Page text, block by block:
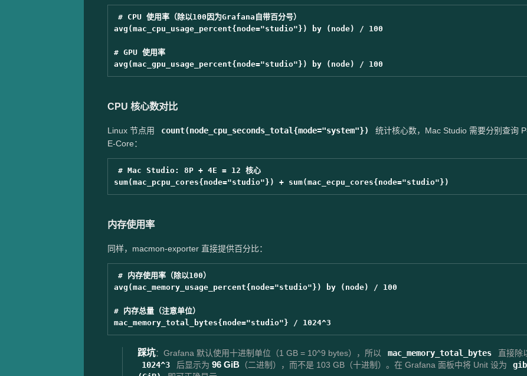
# CPU 使用率（除以100因为Grafana自带百分号）
avg(mac_cpu_usage_percent{node="studio"}) by (node) / 100
# GPU 使用率
CPU 核心数对比
Linux 节点用 count(node_cpu_seconds_total{mode="system"})
统计核心数，Mac Studio 需要分别查询
E-Core：
# Mac Studio: 8P + 4E = 12 核心
内存使用率
同样，macmon-exporter 直接提供百分比：
# 内存使用率（除以100）
avg(mac_memory_usage_percent{node="studio"}) by (node) / 100
# 内存总量（注意单位）
踩坑：Grafana 默认使用十进制单位（1 GB = 10^9 bytes），所以 mac_memory_total_bytes
直接除
1024^3
后显示为 96 GiB（二进制），而不是 103 GB（十进制）。在 Grafana 面板中将 Unit 设为